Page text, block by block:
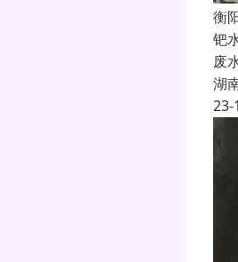
衡
钯
废
湖
23-